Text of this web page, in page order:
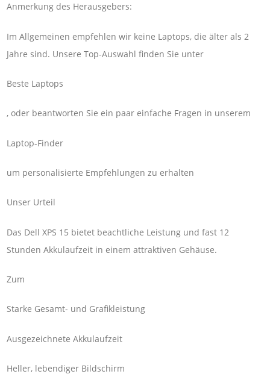
Anmerkung des Herausgebers:
Im Allgemeinen empfehlen wir keine Laptops, die älter als 2
Jahre sind. Unsere Top-Auswahl finden Sie unter
Beste Laptops
, oder beantworten Sie ein paar einfache Fragen in unserem
Laptop-Finder
um personalisierte Empfehlungen zu erhalten
Unser Urteil
Das Dell XPS 15 bietet beachtliche Leistung und fast 12
Stunden Akkulaufzeit in einem attraktiven Gehäuse.
Zum
Starke Gesamt- und Grafikleistung
Ausgezeichnete Akkulaufzeit
Heller, lebendiger Bildschirm